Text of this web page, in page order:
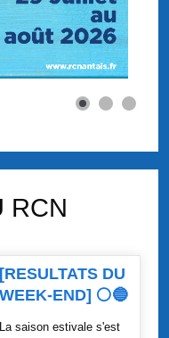
RCN
[RESULTATS DU
WEEK-END] ⚪🔵
La saison estivale s'est